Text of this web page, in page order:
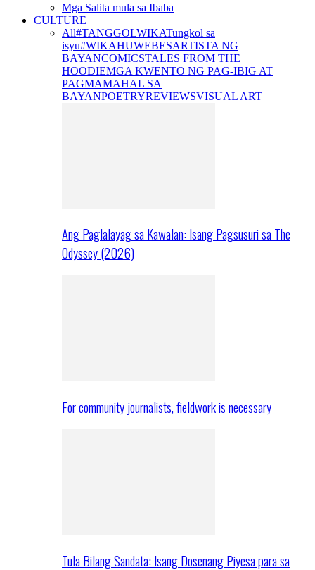
Mga Salita mula sa Ibaba
CULTURE
All#TANGGOLWIKATungkol sa
isyu#WIKAHUWEBESARTISTA NG
BAYANCOMICSTALES FROM THE
HOODIEMGA KWENTO NG PAG-IBIG AT
PAGMAMAHAL SA
BAYANPOETRYREVIEWSVISUAL ART
Ang Paglalayag sa Kawalan: Isang Pagsusuri sa The
Odyssey (2026)
For community journalists, fieldwork is necessary
Tula Bilang Sandata: Isang Dosenang Piyesa para sa